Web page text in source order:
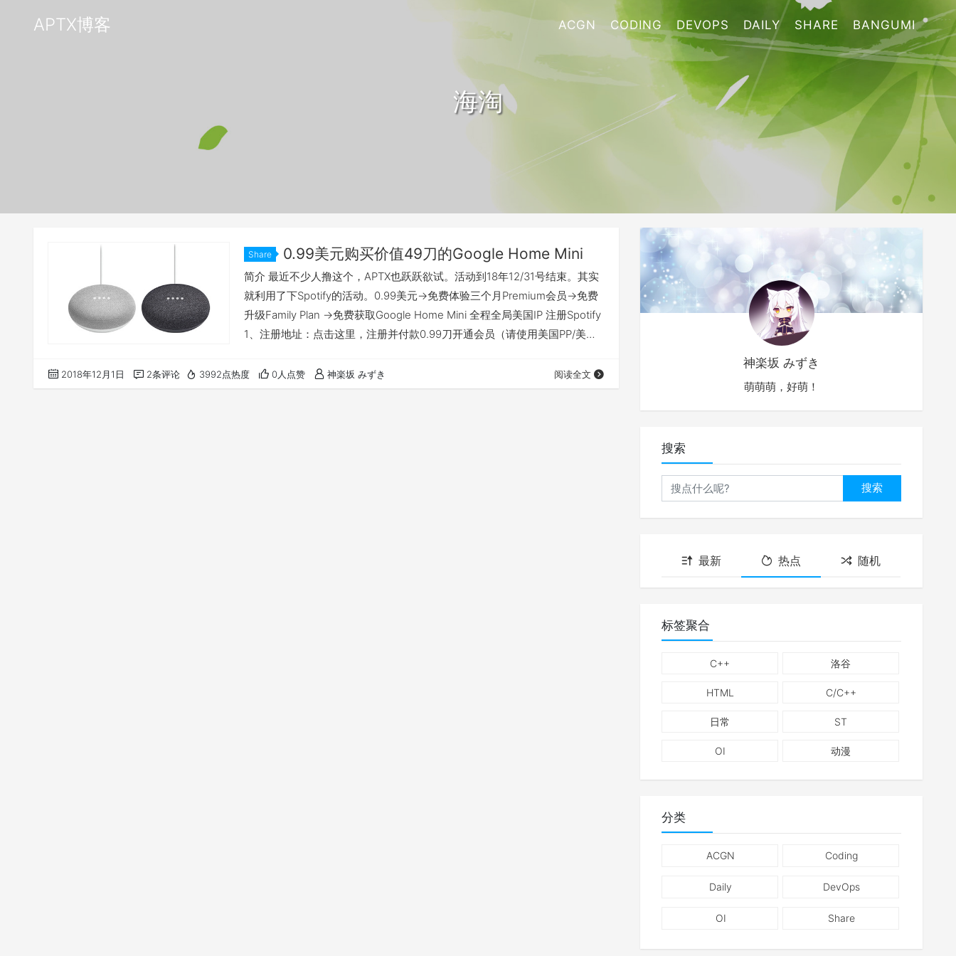
APTX博客 ACGN CODING DEVOPS DAILY SHARE BANGUMI
海淘
Share 0.99美元购买价值49刀的Google Home Mini
简介 最近不少人撸这个，APTX也跃跃欲试。活动到18年12/31号结束。其实
就利用了下Spotify的活动。0.99美元->免费体验三个月Premium会员->免费
升级Family Plan ->免费获取Google Home Mini 全程全局美国IP 注册Spotify
1、注册地址：点击这里，注册并付款0.99刀开通会员（请使用美国PP/美国
的免费期结束，放心搞就行 3、你的邮箱里会收到购买链接，没收到点…
2018年12月1日 2条评论 3992点热度 0人点赞 神楽坂 みずき 阅读全文
神楽坂 みずき
萌萌萌，好萌！
搜索
搜索
最新 热点 随机
标签聚合
C++ 洛谷
HTML C/C++
日常 ST
OI 动漫
分类
ACGN Coding
Daily DevOps
OI Share